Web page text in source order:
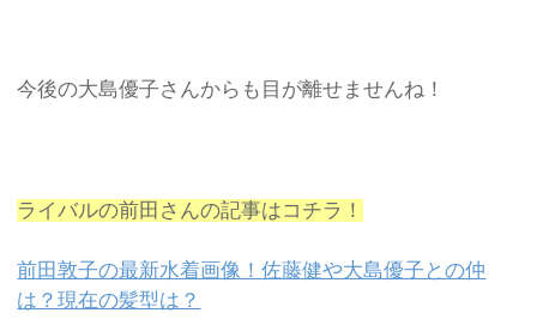
今後の大島優子さんからも目が離せませんね！
ライバルの前田さんの記事はコチラ！
前田敦子の最新水着画像！佐藤健や大島優子との仲
は？現在の髪型は？